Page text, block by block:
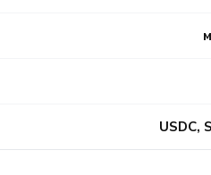
USDC,